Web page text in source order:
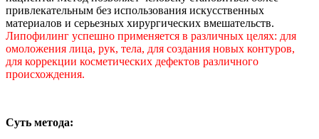
копии)
привлекательным без использования искусственных
материалов и серьезных хирургических вмешательств.
Липофилинг успешно применяется в различных целях: для
омоложения лица, рук, тела, для создания новых контуров,
для коррекции косметических дефектов различного
происхождения.
Суть метода: